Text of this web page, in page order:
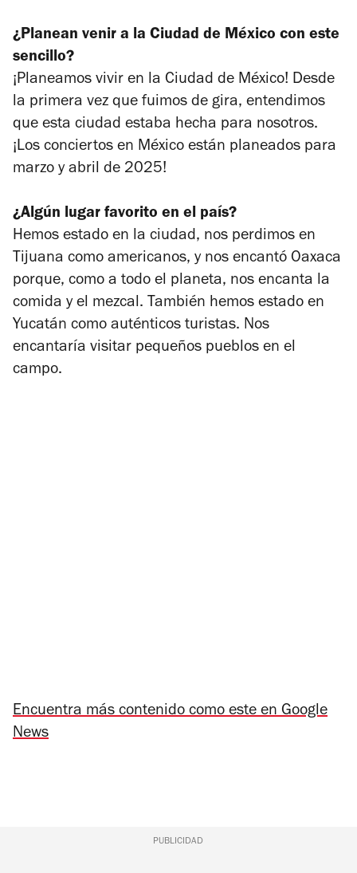
¿Planean venir a la Ciudad de México con este
sencillo?
¡Planeamos vivir en la Ciudad de México! Desde
la primera vez que fuimos de gira, entendimos
que esta ciudad estaba hecha para nosotros.
¡Los conciertos en México están planeados para
marzo y abril de 2025!
¿Algún lugar favorito en el país?
Hemos estado en la ciudad, nos perdimos en
Tijuana como americanos, y nos encantó Oaxaca
porque, como a todo el planeta, nos encanta la
comida y el mezcal. También hemos estado en
Yucatán como auténticos turistas. Nos
encantaría visitar pequeños pueblos en el
campo.
Encuentra más contenido como este en Google
News
PUBLICIDAD